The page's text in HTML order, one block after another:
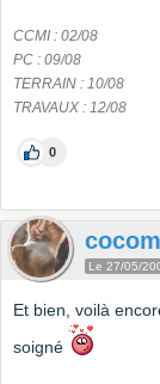
CCMI : 02/08
PC : 09/08
TERRAIN : 10/08
TRAVAUX : 12/08
0
Le 27/05/
Et bien, voilà
soigné